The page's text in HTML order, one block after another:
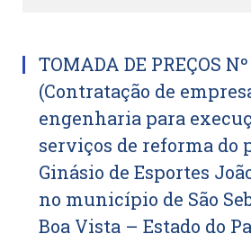
TOMADA DE PREÇOS
(Contratação de
engenharia para
serviços de reforma do
Ginásio de Esportes
no município de São
Boa Vista – Estado do